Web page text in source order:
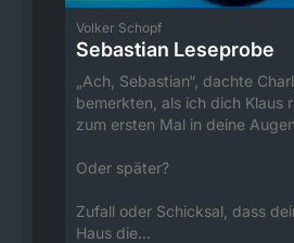
Volker Schopf
Sebastian Leseprobe
„Ach, Sebastian“, dachte
bemerkten, als ich dich Klaus
zum ersten Mal in deine
Oder später?
Zufall oder Schicksal, dass
Haus die…